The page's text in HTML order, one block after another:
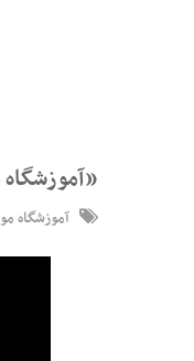
آموزشگاه